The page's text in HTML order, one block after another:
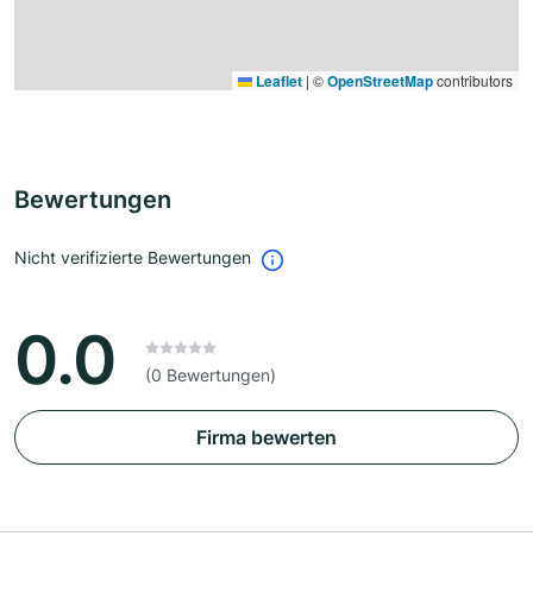
Leaflet | ©OpenStreetMapcontributors
Bewertungen
Nicht verifizierte Bewertungen
0.0 (0 Bewertungen)
Firma bewerten